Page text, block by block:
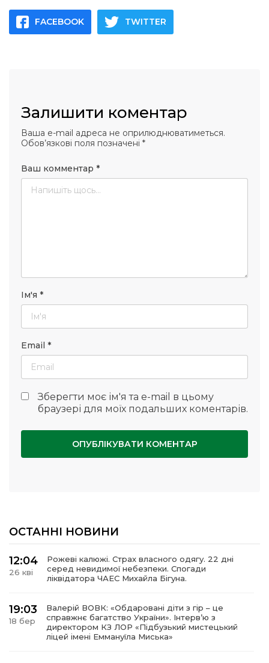
FACEBOOK TWITTER
Залишити коментар
Ваша e-mail адреса не оприлюднюватиметься.
Обов’язкові поля позначені *
Ваш комментар *
Ім'я *
Email *
Зберегти моє ім'я та e-mail в цьому
браузері для моїх подальших коментарів.
ОСТАННІ НОВИНИ
12:04
26 кві
Рожеві калюжі. Страх власного одягу. 22 дні
серед невидимої небезпеки. Спогади
ліквідатора ЧАЕС Михайла Бігуна.
19:03
18 бер
Валерій ВОВК: «Обдаровані діти з гір – це
справжнє багатство України». Інтервʼю з
директором КЗ ЛОР «Підбузький мистецький
ліцей імені Еммануїла Миська»